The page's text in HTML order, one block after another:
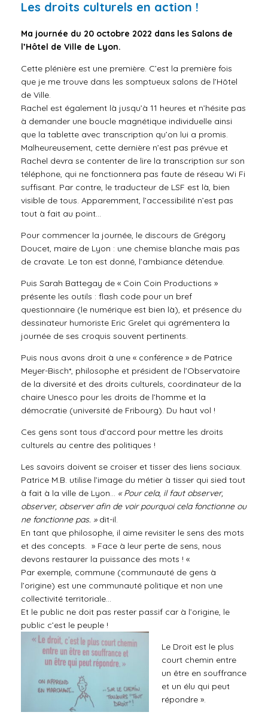
Les droits culturels en action !
Ma journée du 20 octobre 2022 dans les Salons de
l’Hôtel de Ville de Lyon.
Cette plénière est une première. C’est la première fois
que je me trouve dans les somptueux salons de l’Hôtel
de Ville.
Rachel est également là jusqu’à 11 heures et n’hésite pas
à demander une boucle magnétique individuelle ainsi
que la tablette avec transcription qu’on lui a promis.
Malheureusement, cette dernière n’est pas prévue et
Rachel devra se contenter de lire la transcription sur son
téléphone, qui ne fonctionnera pas faute de réseau Wi Fi
suffisant. Par contre, le traducteur de LSF est là, bien
visible de tous. Apparemment, l’accessibilité n’est pas
tout à fait au point…
Pour commencer la journée, le discours de Grégory
Doucet, maire de Lyon : une chemise blanche mais pas
de cravate. Le ton est donné, l’ambiance détendue.
Puis Sarah Battegay de « Coin Coin Productions »
présente les outils : flash code pour un bref
questionnaire (le numérique est bien là), et présence du
dessinateur humoriste Eric Grelet qui agrémentera la
journée de ses croquis souvent pertinents.
Puis nous avons droit à une « conférence » de Patrice
Meyer-Bisch*, philosophe et président de l’Observatoire
de la diversité et des droits culturels, coordinateur de la
chaire Unesco pour les droits de l’homme et la
démocratie (université de Fribourg). Du haut vol !
Ces gens sont tous d’accord pour mettre les droits
culturels au centre des politiques !
Les savoirs doivent se croiser et tisser des liens sociaux.
Patrice M.B. utilise l’image du métier à tisser qui sied tout
à fait à la ville de Lyon… « Pour cela, il faut observer,
observer, observer afin de voir pourquoi cela fonctionne ou
ne fonctionne pas. »dit-il.
En tant que philosophe, il aime revisiter le sens des mots
et des concepts. » Face à leur perte de sens, nous
devons restaurer la puissance des mots ! «
Par exemple, commune (communauté de gens à
l’origine) est une communauté politique et non une
collectivité territoriale…
Et le public ne doit pas rester passif car à l’origine, le
public c’est le peuple !
Le Droit est le plus
court chemin entre
un être en souffrance
et un élu qui peut
répondre ».